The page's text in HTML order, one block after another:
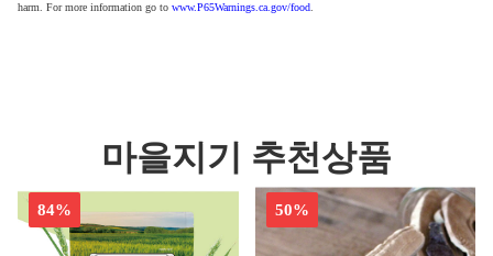
harm. For more information go to www.P65Warnings.ca.gov/food.
마을지기 추천상품
84% 50%